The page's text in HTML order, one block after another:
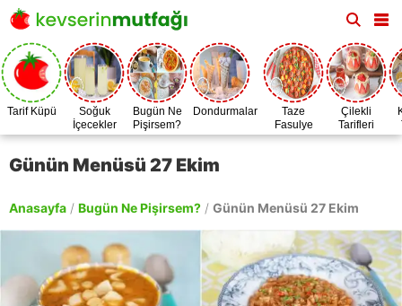
Tarif Küpü
Soğuk
İçecekler
Bugün Ne
Pişirsem?
Dondurmalar
Taze
Fasulye
Zamanı
Çilekli
Tarifleri
Günün Menüsü 27 Ekim
Anasayfa / Bugün Ne Pişirsem? / Günün Menüsü 27 Ekim